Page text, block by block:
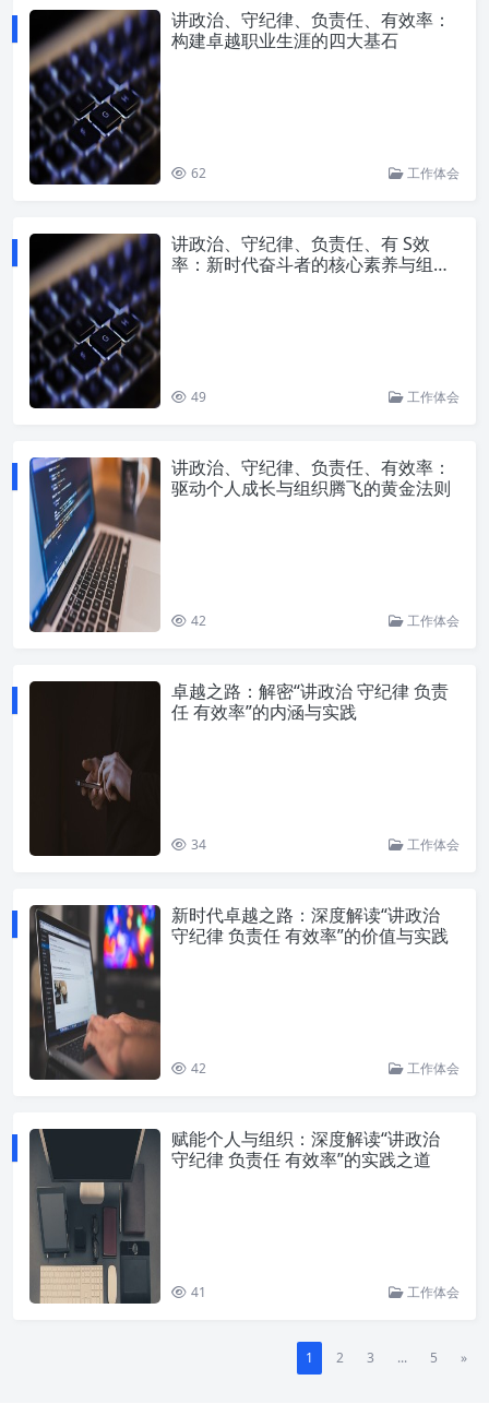
讲政治、守纪律、负责任、有效率：
构建卓越职业生涯的四大基石
62 工作体会
讲政治、守纪律、负责任、有 S效
率：新时代奋斗者的核心素养与组织
49 工作体会
讲政治、守纪律、负责任、有效率：
驱动个人成长与组织腾飞的黄金法则
42 工作体会
卓越之路：解密“讲政治 守纪律 负责
任 有效率”的内涵与实践
34 工作体会
新时代卓越之路：深度解读“讲政治
守纪律 负责任 有效率”的价值与实践
42 工作体会
赋能个人与组织：深度解读“讲政治
守纪律 负责任 有效率”的实践之道
41 工作体会
1 2 3 ... 5 »